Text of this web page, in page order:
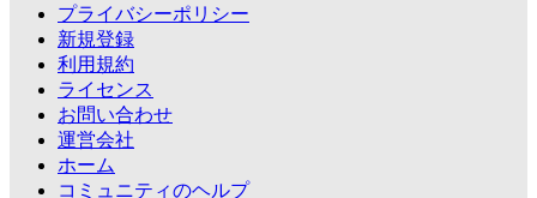
プライバシーポリシー
新規登録
利用規約
ライセンス
お問い合わせ
運営会社
ホーム
コミュニティのヘルプ